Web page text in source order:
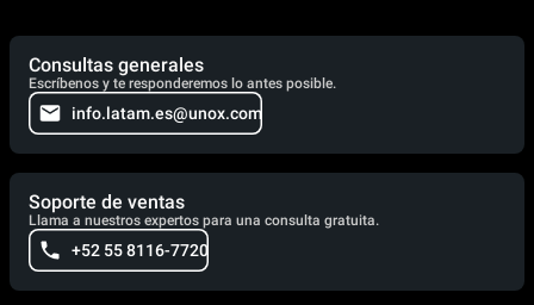
Consultas generales
Escríbenos y te responderemos lo antes posible.
info.latam.es@unox.com
Soporte de ventas
Llama a nuestros expertos para una consulta gratuita.
+52 55 8116-7720